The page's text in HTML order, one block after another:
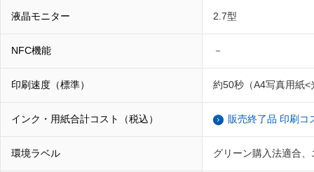
液晶モニター 2.7型
NFC機能 －
印刷速度（標準） 約50秒（A4写真用紙<
インク・用紙合計コスト（税込） 販売終了品 印刷コ
環境ラベル グリーン購入法適合